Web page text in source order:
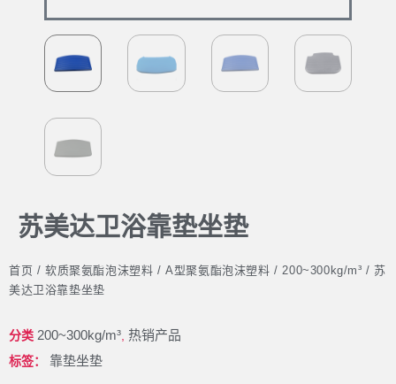
苏美达卫浴靠垫坐垫
首页 /软质聚氨酯泡沫塑料 /A型聚氨酯泡沫塑料 / 200~300kg/m³ / 苏
美达卫浴靠垫坐垫
分类 200~300kg/m³ 热销产品
标签： 靠垫坐垫